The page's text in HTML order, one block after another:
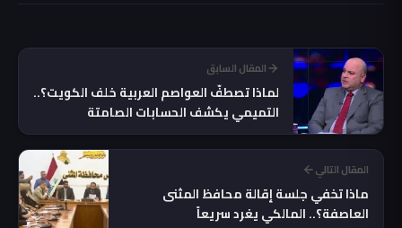
المقال السابق
لماذا تصطفّ العواصم العربية خلف الكويت؟..
التميمي يكشف الحسابات الصامتة
المقال التالي
ماذا تخفي جلسة إقالة محافظ المثنى
العاصفة؟.. المالكي يغرد سريعاً